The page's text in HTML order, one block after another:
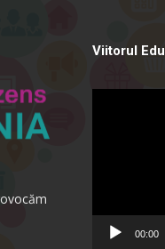
Viitorul
00:00